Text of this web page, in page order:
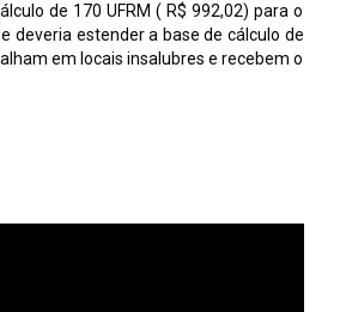
de 170 UFRM ( R$ 992,02) para o
deveria estender a base de cálculo de
em locais insalubres e recebem o